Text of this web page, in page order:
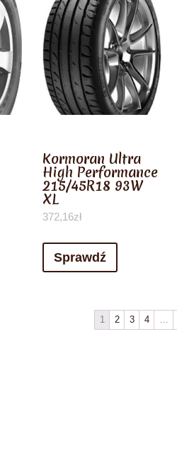
Kormoran Ultra
High Performance
215/45R18 93W
XL
372,16zł
Sprawdź
1 2 3 4 …